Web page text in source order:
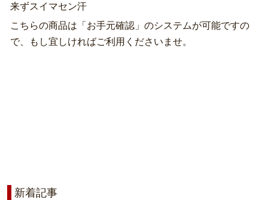
来ずスイマセン汗
こちらの商品は「お手元確認」のシステムが可能ですの
で、もし宜しければご利用くださいませ。
新着記事